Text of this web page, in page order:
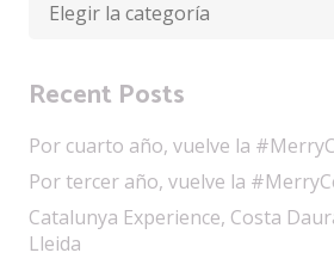
Recent Posts
Por cuarto año, vuelve la
Por tercer año, vuelve la
Catalunya Experience, Costa
Lleida